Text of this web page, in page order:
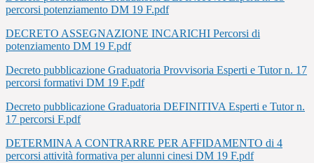
percorsi potenziamento DM 19 F.pdf
DECRETO ASSEGNAZIONE INCARICHI Percorsi di
potenziamento DM 19 F.pdf
Decreto pubblicazione Graduatoria Provvisoria Esperti e Tutor n. 17
percorsi formativi DM 19 F.pdf
Decreto pubblicazione Graduatoria DEFINITIVA Esperti e Tutor n.
17 percorsi F.pdf
DETERMINA A CONTRARRE PER AFFIDAMENTO di 4
percorsi attività formativa per alunni cinesi DM 19 F.pdf